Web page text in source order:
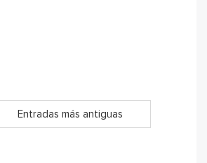
Entradas más antiguas